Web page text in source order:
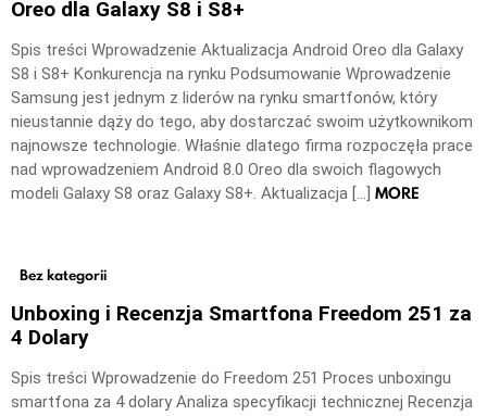
Oreo dla Galaxy S8 i S8+
Spis treści Wprowadzenie Aktualizacja Android Oreo dla Galaxy
S8 i S8+ Konkurencja na rynku Podsumowanie Wprowadzenie
Samsung jest jednym z liderów na rynku smartfonów, który
nieustannie dąży do tego, aby dostarczać swoim użytkownikom
najnowsze technologie. Właśnie dlatego firma rozpoczęła prace
nad wprowadzeniem Android 8.0 Oreo dla swoich flagowych
modeli Galaxy S8 oraz Galaxy S8+. Aktualizacja […] MORE
Bez kategorii
Unboxing i Recenzja Smartfona Freedom 251 za
4 Dolary
Spis treści Wprowadzenie do Freedom 251 Proces unboxingu
smartfona za 4 dolary Analiza specyfikacji technicznej Recenzja